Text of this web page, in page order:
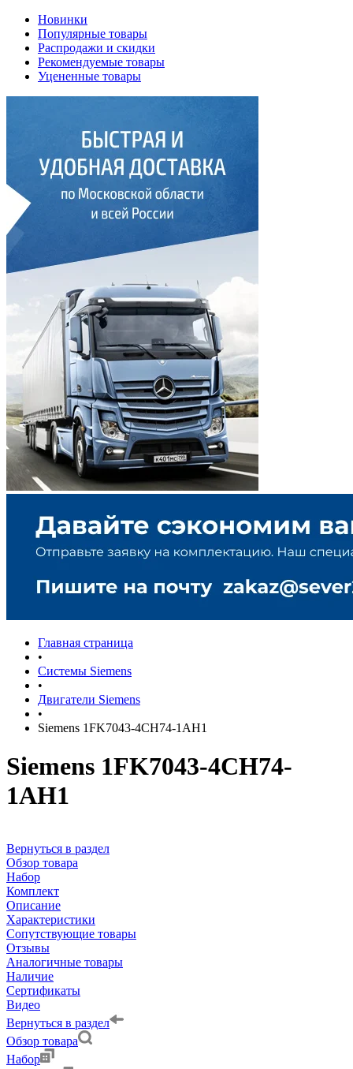
Новинки
Популярные товары
Распродажи и скидки
Рекомендуемые товары
Уцененные товары
Главная страница
•
Системы Siemens
•
Двигатели Siemens
•
Siemens 1FK7043-4CH74-1AH1
Siemens 1FK7043-4CH74-
1AH1
Вернуться в раздел
Обзор товара
Набор
Комплект
Описание
Характеристики
Сопутствующие товары
Отзывы
Аналогичные товары
Наличие
Сертификаты
Видео
Вернуться в раздел
Обзор товара
Набор